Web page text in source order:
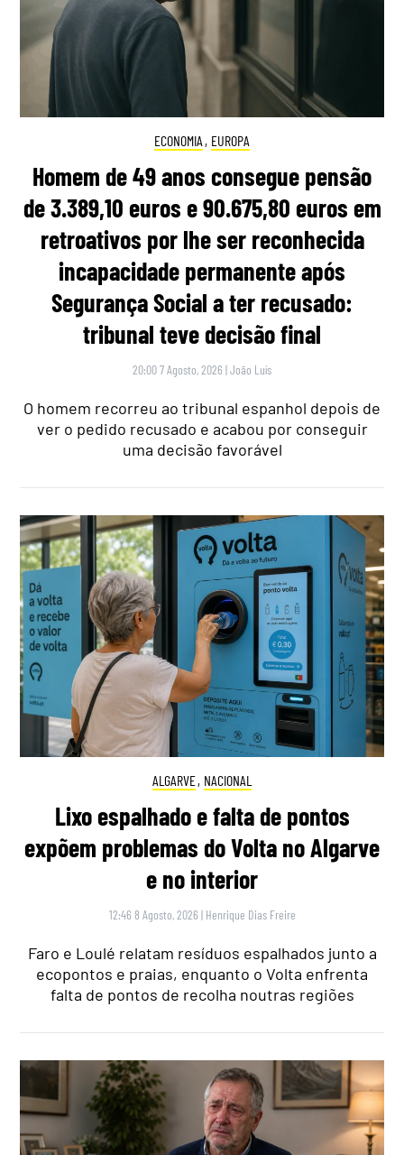
ECONOMIA , EUROPA
Homem de 49 anos consegue pensão
de 3.389,10 euros e 90.675,80 euros em
retroativos por lhe ser reconhecida
incapacidade permanente após
Segurança Social a ter recusado:
tribunal teve decisão final
20:00 7 Agosto, 2026 |João Luís
O homem recorreu ao tribunal espanhol depois de
ver o pedido recusado e acabou por conseguir
uma decisão favorável
ALGARVE, NACIONAL
Lixo espalhado e falta de pontos
expõem problemas do Volta no Algarve
e no interior
12:46 8 Agosto, 2026 | Henrique Dias Freire
Faro e Loulé relatam resíduos espalhados junto a
ecopontos e praias, enquanto o Volta enfrenta
falta de pontos de recolha noutras regiões